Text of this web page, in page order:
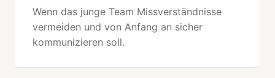
Wenn das junge Team Missverständnisse
vermeiden und von Anfang an sicher
kommunizieren soll.